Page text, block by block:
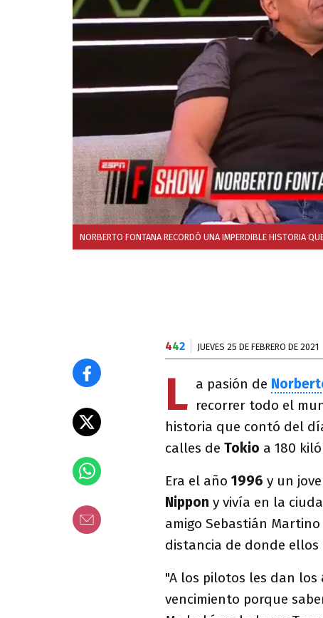
NORBERTO FONTANA RECORDÓ UNA IMPERDIBLE HISTORIA
442 JUEVES 25 DE FEBRERO DE 2021
L a pasión de
recorrer todo el
historia que contó del
calles de Tokio a 180
Era el año 1996 y un
Nippon y vivía en la
amigo Sebastián
distancia de donde ellos
"A los pilotos les dan los
vencimiento porque